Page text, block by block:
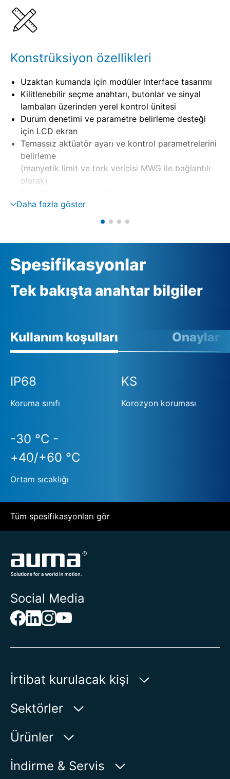
Konstrüksiyon özellikleri
Uzaktan kumanda için modüler Interface tasarımı
Kilitlenebilir seçme anahtarı, butonlar ve sinyal
lambaları üzerinden yerel kontrol ünitesi
Durum denetimi ve parametre belirleme desteği
için LCD ekran
Temassız aktüatör ayarı ve kontrol parametrelerini
belirleme
(manyetik limit ve tork vericisi MWG ile bağlantılı
olarak)
Tersleme kontaktörleri veya tristörler üzerinden
Harici 24 V DC besleme (opsiyon)
Daha fazla göster
Spesifikasyonlar
Tek bakışta anahtar bilgiler
Kullanım koşulları Onaylar
IP68
Koruma sınıfı
KS
Korozyon koruması
-30 °C -
+40/+60 °C
Ortam sıcaklığı
Tüm spesifikasyonları gör
Social Media
İrtibat kurulacak kişi
AUMA Riester
Aumastr. 1
Haritada Göster
Sektörler
Su
Ürünler
Ürün bulucu
İndirme & Servis